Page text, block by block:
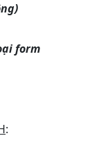
form
: